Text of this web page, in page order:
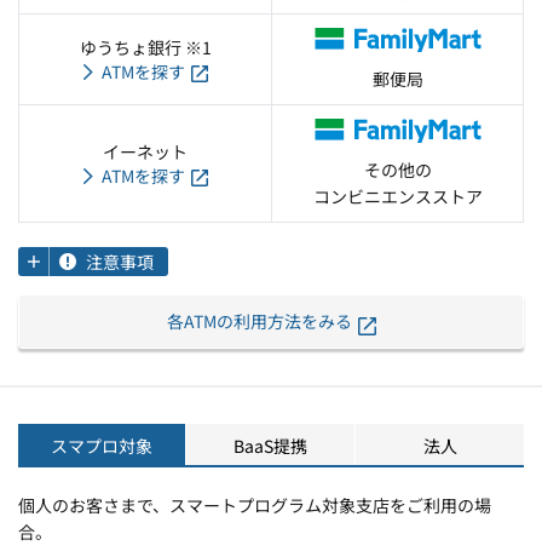
ゆうちょ銀行 ※1
ATMを探す
郵便局
イーネット
ATMを探す
その他の
コンビニエンスストア
注意事項
各ATMの利用方法をみる
スマプロ対象 BaaS提携 法人
個人のお客さまで、スマートプログラム対象支店をご利用の場
合。